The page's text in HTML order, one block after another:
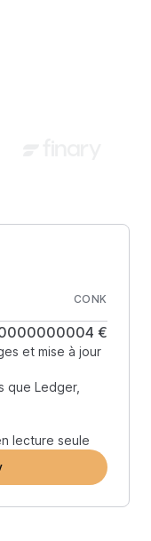
CONK
€
et mise à jour
que Ledger,
lecture seule